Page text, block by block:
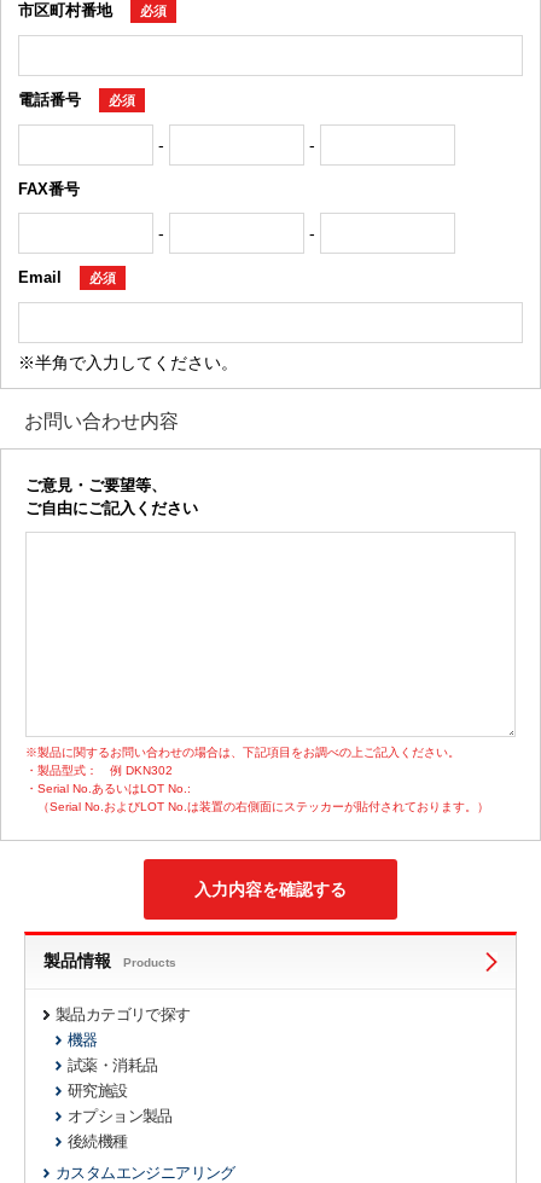
市区町村番地 必須
電話番号 必須
- -
FAX番号
- -
Email 必須
※半角で入力してください。
お問い合わせ内容
ご意見・ご要望等、
ご自由にご記入ください
※製品に関するお問い合わせの場合は、下記項目をお調べの上ご記入ください。
・製品型式：
例 DKN302
・Serial No.あるいはLOT No.:
（Serial No.およびLOT No.は装置の右側面にステッカーが貼付されております。）
製品情報 Products
製品カテゴリで探す
機器
試薬・消耗品
研究施設
オプション製品
後続機種
カスタムエンジニアリング